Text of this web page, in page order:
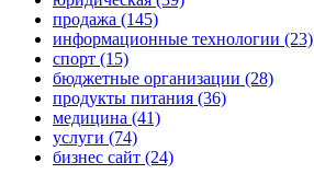
продажа (145)
информационные технологии (23)
спорт (15)
бюджетные организации (28)
продукты питания (36)
медицина (41)
услуги (74)
бизнес сайт (24)